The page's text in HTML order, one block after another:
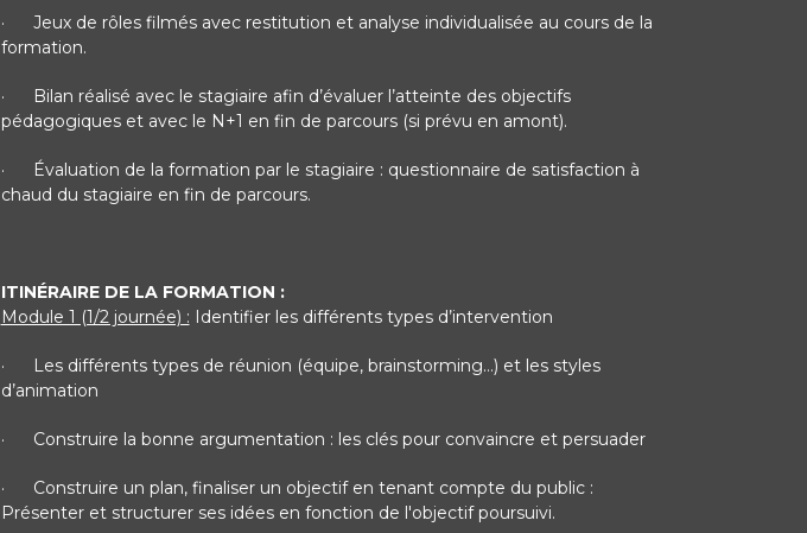
· Jeux de rôles filmés avec restitution et analyse individualisée au cours de la
formation.
·
Bilan réalisé avec le stagiaire afin d’évaluer l’atteinte des objectifs
pédagogiques et avec le N+1 en fin de parcours (si prévu en amont).
·
Évaluation de la formation par le stagiaire : questionnaire de satisfaction à
chaud du stagiaire en fin de parcours.
ITINÉRAIRE DE LA FORMATION :
Module 1 (1/2 journée) : Identifier les différents types d’intervention
·
Les différents types de réunion (équipe, brainstorming…) et les styles
d’animation
· Construire la bonne argumentation : les clés pour convaincre et persuader
· Construire un plan, finaliser un objectif en tenant compte du public :
Présenter et structurer ses idées en fonction de l'objectif poursuivi.